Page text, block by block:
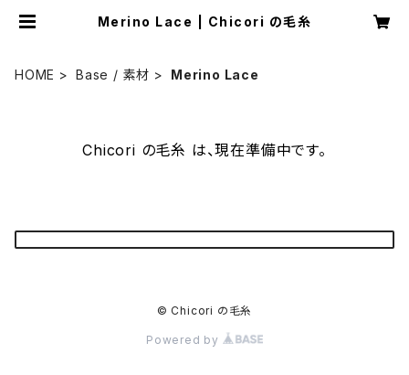
Merino Lace | Chicori の毛糸
HOME Base / 素材 Merino Lace
Chicori の毛糸 は、現在準備中です。
© Chicori の毛糸
Powered by